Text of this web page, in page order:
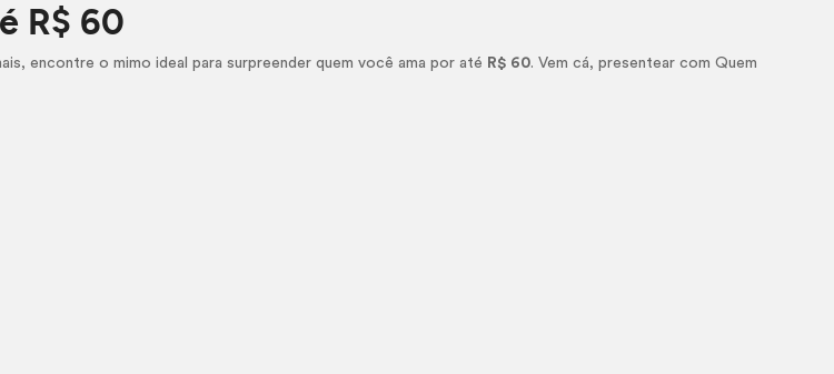
R$ 60
encontre o mimo ideal para surpreender quem você ama por até R$ 60. Vem cá, presentear com Quem